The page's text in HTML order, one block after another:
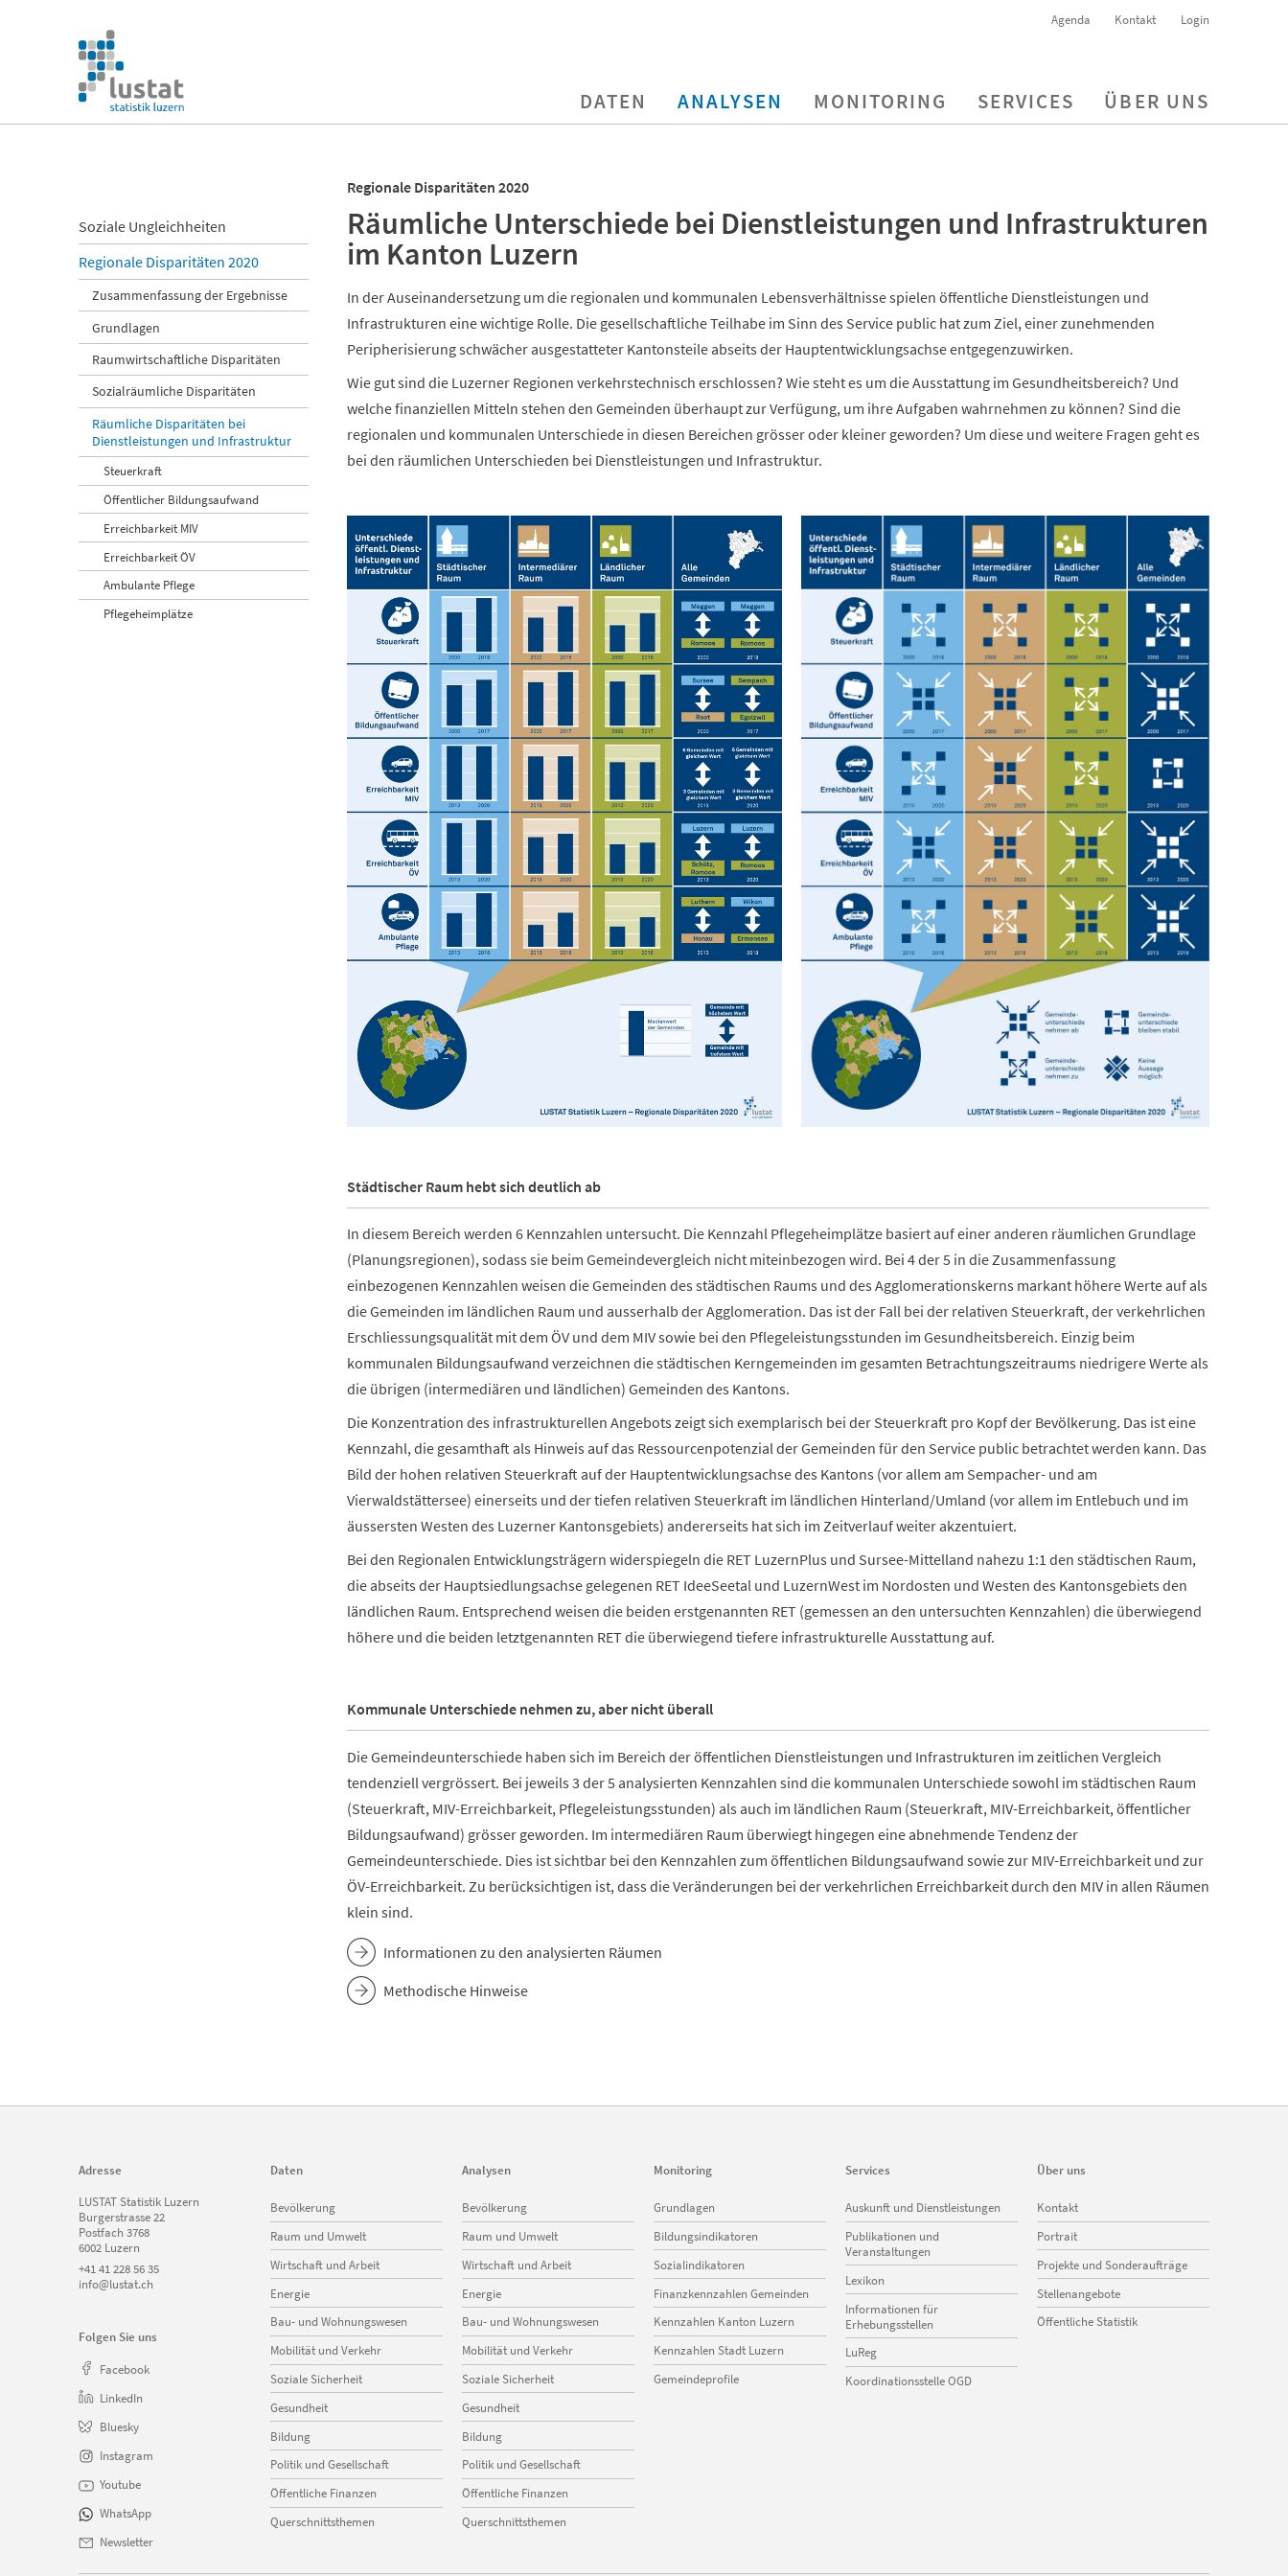
überspringen
Agenda Kontakt Login
Navigation
überspringen
DATEN ANALYSEN MONITORING SERVICES ÜBER UNS
Regionale Disparitäten 2020
Räumliche Unterschiede bei Dienstleistungen und Infrastrukturen
im Kanton Luzern
In der Auseinandersetzung um die regionalen und kommunalen Lebensverhältnisse spielen öffentliche Dienstleistungen und
Infrastrukturen eine wichtige Rolle. Die gesellschaftliche Teilhabe im Sinn des Service public hat zum Ziel, einer zunehmenden
Peripherisierung schwächer ausgestatteter Kantonsteile abseits der Hauptentwicklungsachse entgegenzuwirken.
Wie gut sind die Luzerner Regionen verkehrstechnisch erschlossen? Wie steht es um die Ausstattung im Gesundheitsbereich? Und
welche finanziellen Mitteln stehen den Gemeinden überhaupt zur Verfügung, um ihre Aufgaben wahrnehmen zu können? Sind die
regionalen und kommunalen Unterschiede in diesen Bereichen grösser oder kleiner geworden? Um diese und weitere Fragen geht es
bei den räumlichen Unterschieden bei Dienstleistungen und Infrastruktur.
Städtischer Raum hebt sich deutlich ab
In diesem Bereich werden 6 Kennzahlen untersucht. Die Kennzahl Pflegeheimplätze basiert auf einer anderen räumlichen Grundlage
(Planungsregionen), sodass sie beim Gemeindevergleich nicht miteinbezogen wird. Bei 4 der 5 in die Zusammenfassung
einbezogenen Kennzahlen weisen die Gemeinden des städtischen Raums und des Agglomerationskerns markant höhere Werte auf als
die Gemeinden im ländlichen Raum und ausserhalb der Agglomeration. Das ist der Fall bei der relativen Steuerkraft, der verkehrlichen
Erschliessungsqualität mit dem ÖV und dem MIV sowie bei den Pflegeleistungsstunden im Gesundheitsbereich. Einzig beim
kommunalen Bildungsaufwand verzeichnen die städtischen Kerngemeinden im gesamten Betrachtungszeitraums niedrigere Werte als
die übrigen (intermediären und ländlichen) Gemeinden des Kantons.
Die Konzentration des infrastrukturellen Angebots zeigt sich exemplarisch bei der Steuerkraft pro Kopf der Bevölkerung. Das ist eine
Kennzahl, die gesamthaft als Hinweis auf das Ressourcenpotenzial der Gemeinden für den Service public betrachtet werden kann. Das
Bild der hohen relativen Steuerkraft auf der Hauptentwicklungsachse des Kantons (vor allem am Sempacher- und am
Vierwaldstättersee) einerseits und der tiefen relativen Steuerkraft im ländlichen Hinterland/Umland (vor allem im Entlebuch und im
äussersten Westen des Luzerner Kantonsgebiets) andererseits hat sich im Zeitverlauf weiter akzentuiert.
Bei den Regionalen Entwicklungsträgern widerspiegeln die RET LuzernPlus und Sursee-Mittelland nahezu 1:1 den städtischen Raum,
die abseits der Hauptsiedlungsachse gelegenen RET IdeeSeetal und LuzernWest im Nordosten und Westen des Kantonsgebiets den
ländlichen Raum. Entsprechend weisen die beiden erstgenannten RET (gemessen an den untersuchten Kennzahlen) die überwiegend
höhere und die beiden letztgenannten RET die überwiegend tiefere infrastrukturelle Ausstattung auf.
Kommunale Unterschiede nehmen zu, aber nicht überall
Die Gemeindeunterschiede haben sich im Bereich der öffentlichen Dienstleistungen und Infrastrukturen im zeitlichen Vergleich
tendenziell vergrössert. Bei jeweils 3 der 5 analysierten Kennzahlen sind die kommunalen Unterschiede sowohl im städtischen Raum
(Steuerkraft, MIV-Erreichbarkeit, Pflegeleistungsstunden) als auch im ländlichen Raum (Steuerkraft, MIV-Erreichbarkeit, öffentlicher
Bildungsaufwand) grösser geworden. Im intermediären Raum überwiegt hingegen eine abnehmende Tendenz der
Gemeindeunterschiede. Dies ist sichtbar bei den Kennzahlen zum öffentlichen Bildungsaufwand sowie zur MIV-Erreichbarkeit und zur
ÖV-Erreichbarkeit. Zu berücksichtigen ist, dass die Veränderungen bei der verkehrlichen Erreichbarkeit durch den MIV in allen Räumen
klein sind.
Informationen zu den analysierten Räumen
Methodische Hinweise
Navigation
überspringen
Soziale Ungleichheiten
Regionale Disparitäten 2020
Zusammenfassung der Ergebnisse
Grundlagen
Raumwirtschaftliche Disparitäten
Sozialräumliche Disparitäten
Räumliche Disparitäten bei
Dienstleistungen und Infrastruktur
Steuerkraft
Öffentlicher Bildungsaufwand
Erreichbarkeit MIV
Erreichbarkeit ÖV
Ambulante Pflege
Pflegeheimplätze
Adresse
LUSTAT Statistik Luzern
Burgerstrasse 22
Postfach 3768
6002 Luzern
+41 41 228 56 35
info@lustat.ch
Folgen Sie uns
Facebook
LinkedIn
Bluesky
Instagram
Youtube
WhatsApp
Newsletter
Daten
Navigation
überspringen
Bevölkerung
Raum und Umwelt
Wirtschaft und Arbeit
Energie
Bau- und Wohnungswesen
Mobilität und Verkehr
Soziale Sicherheit
Gesundheit
Bildung
Politik und Gesellschaft
Öffentliche Finanzen
Querschnittsthemen
Analysen
Navigation
überspringen
Bevölkerung
Raum und Umwelt
Wirtschaft und Arbeit
Energie
Bau- und Wohnungswesen
Mobilität und Verkehr
Soziale Sicherheit
Gesundheit
Bildung
Politik und Gesellschaft
Öffentliche Finanzen
Querschnittsthemen
Monitoring
Navigation
überspringen
Grundlagen
Bildungsindikatoren
Sozialindikatoren
Finanzkennzahlen Gemeinden
Kennzahlen Kanton Luzern
Kennzahlen Stadt Luzern
Gemeindeprofile
Services
Navigation
überspringen
Auskunft und Dienstleistungen
Publikationen und
Veranstaltungen
Lexikon
Informationen für
Erhebungsstellen
LuReg
Koordinationsstelle OGD
Über uns
Navigation
überspringen
Kontakt
Portrait
Projekte und Sonderaufträge
Stellenangebote
Öffentliche Statistik